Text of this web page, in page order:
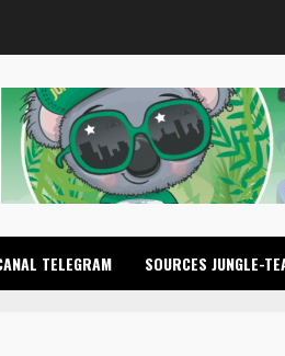
TELEGRAM SOURCES JUNGLE-